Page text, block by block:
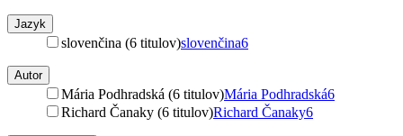
Jazyk
slovenčina (6 titulov)slovenčina6
Autor
Mária Podhradská (6 titulov)Mária Podhradská6
Richard Čanaky (6 titulov)Richard Čanaky6